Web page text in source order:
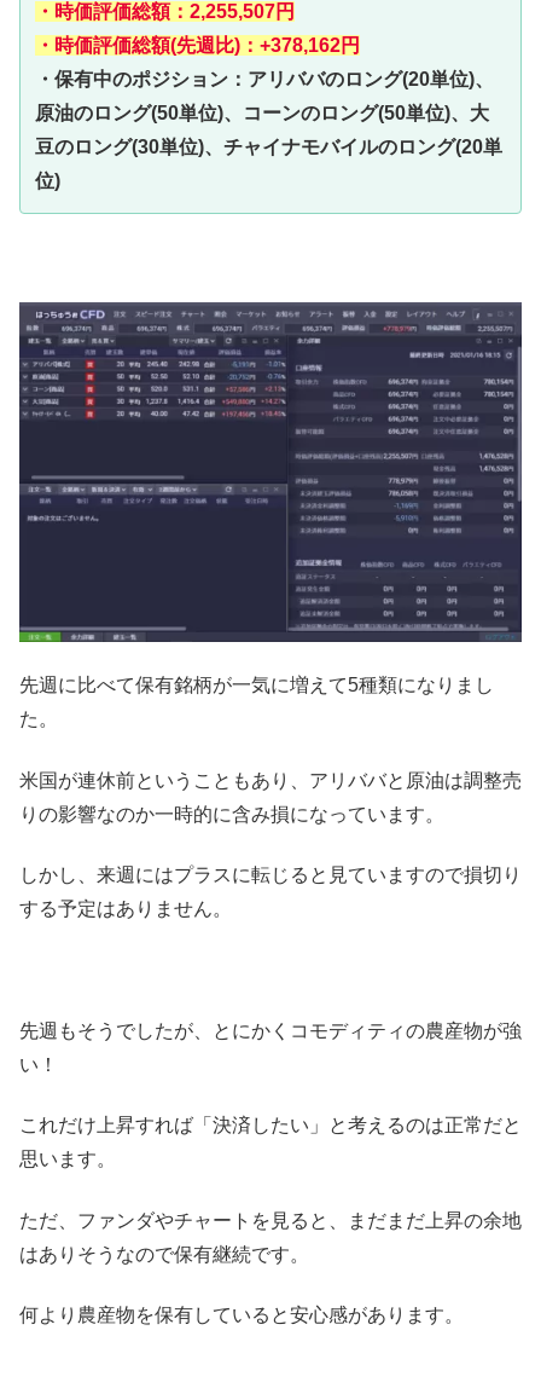
・時価評価総額：2,255,507円
・時価評価総額(先週比)：+378,162円
・保有中のポジション：アリババのロング(20単位)、
原油のロング(50単位)、コーンのロング(50単位)、大
豆のロング(30単位)、チャイナモバイルのロング(20単
位)
先週に比べて保有銘柄が一気に増えて5種類になりまし
た。
米国が連休前ということもあり、アリババと原油は調整売
りの影響なのか一時的に含み損になっています。
しかし、来週にはプラスに転じると見ていますので損切り
する予定はありません。
先週もそうでしたが、とにかくコモディティの農産物が強
い！
これだけ上昇すれば「決済したい」と考えるのは正常だと
思います。
ただ、ファンダやチャートを見ると、まだまだ上昇の余地
はありそうなので保有継続です。
何より農産物を保有していると安心感があります。